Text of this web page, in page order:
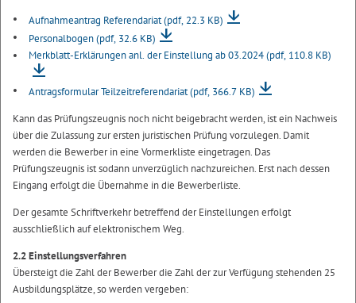
Aufnahmeantrag Referendariat(pdf, 22.3 KB)
Personalbogen(pdf, 32.6 KB)
Merkblatt-Erklärungen anl. der Einstellung ab 03.2024(pdf, 110.8 KB)
Antragsformular Teilzeitreferendariat(pdf, 366.7 KB)
Kann das Prüfungszeugnis noch nicht beigebracht werden, ist ein Nachweis
über die Zulassung zur ersten juristischen Prüfung vorzulegen. Damit
werden die Bewerber in eine Vormerkliste eingetragen. Das
Prüfungszeugnis ist sodann unverzüglich nachzureichen. Erst nach dessen
Eingang erfolgt die Übernahme in die Bewerberliste.
Der gesamte Schriftverkehr betreffend der Einstellungen erfolgt
ausschließlich auf elektronischem Weg.
2.2 Einstellungsverfahren
Übersteigt die Zahl der Bewerber die Zahl der zur Verfügung stehenden 25
Ausbildungsplätze, so werden vergeben: